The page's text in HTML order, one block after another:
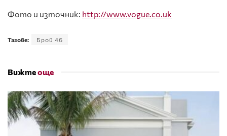
Фото и източник: http://www.vogue.co.uk
Тагове: Брой 46
Вижтеоще